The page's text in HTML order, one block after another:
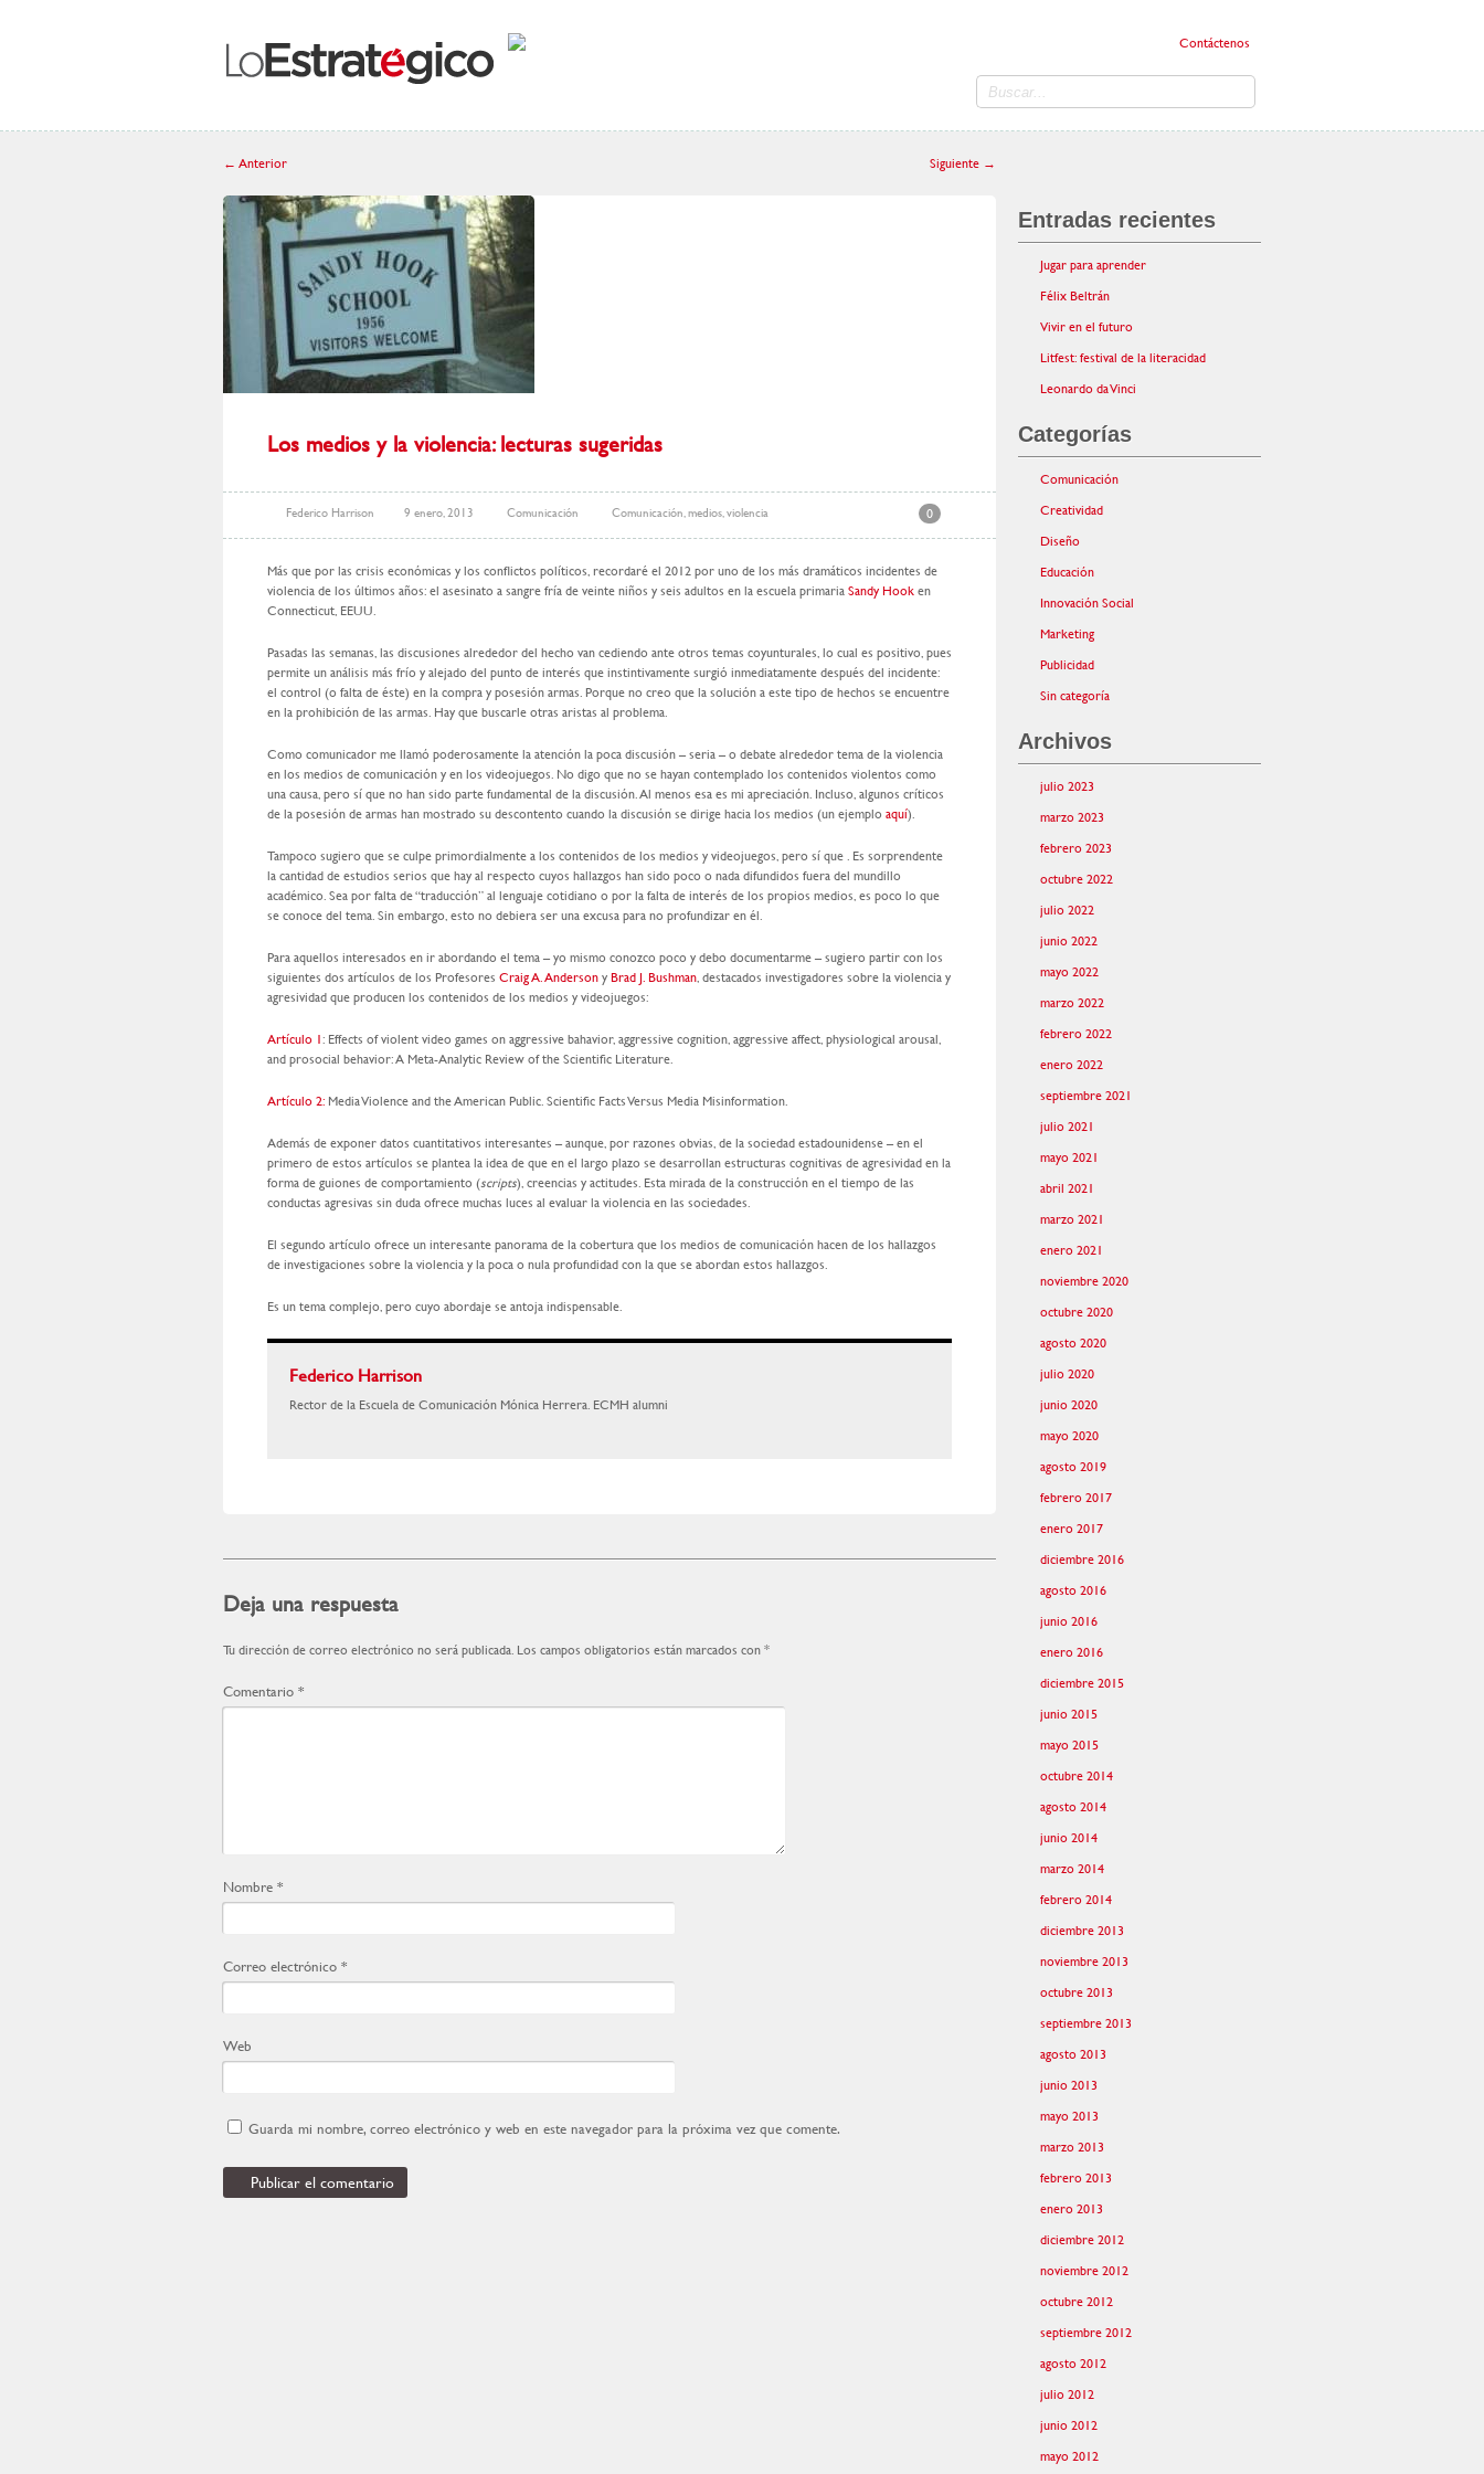
Contáctenos
← Anterior Siguiente →
Los medios y la violencia: lecturas sugeridas
Federico Harrison 9 enero, 2013 Comunicación 0
Comunicación,medios,violencia
Más que por las crisis económicas y los conflictos políticos, recordaré el 2012 por uno de los más dramáticos incidentes de
violencia de los últimos años: el asesinato a sangre fría de veinte niños y seis adultos en la escuela primaria Sandy Hook en
Connecticut, EEUU.
Pasadas las semanas, las discusiones alrededor del hecho van cediendo ante otros temas coyunturales, lo cual es positivo, pues
permite un análisis más frío y alejado del punto de interés que instintivamente surgió inmediatamente después del incidente:
el control (o falta de éste) en la compra y posesión armas. Porque no creo que la solución a este tipo de hechos se encuentre
en la prohibición de las armas. Hay que buscarle otras aristas al problema.
Como comunicador me llamó poderosamente la atención la poca discusión – seria – o debate alrededor tema de la violencia
en los medios de comunicación y en los videojuegos. No digo que no se hayan contemplado los contenidos violentos como
una causa, pero sí que no han sido parte fundamental de la discusión. Al menos esa es mi apreciación. Incluso, algunos críticos
de la posesión de armas han mostrado su descontento cuando la discusión se dirige hacia los medios (un ejemplo aquí).
Tampoco sugiero que se culpe primordialmente a los contenidos de los medios y videojuegos, pero sí que . Es sorprendente
la cantidad de estudios serios que hay al respecto cuyos hallazgos han sido poco o nada difundidos fuera del mundillo
académico. Sea por falta de “traducción” al lenguaje cotidiano o por la falta de interés de los propios medios, es poco lo que
se conoce del tema. Sin embargo, esto no debiera ser una excusa para no profundizar en él.
Para aquellos interesados en ir abordando el tema – yo mismo conozco poco y debo documentarme – sugiero partir con los
siguientes dos artículos de los Profesores Craig A. Anderson y Brad J. Bushman, destacados investigadores sobre la violencia y
agresividad que producen los contenidos de los medios y videojuegos:
Artículo 1: Effects of violent video games on aggressive bahavior, aggressive cognition, aggressive affect, physiological arousal,
and prosocial behavior: A Meta-Analytic Review of the Scientific Literature.
Artículo 2: Media Violence and the American Public. Scientific Facts Versus Media Misinformation.
Además de exponer datos cuantitativos interesantes – aunque, por razones obvias, de la sociedad estadounidense – en el
primero de estos artículos se plantea la idea de que en el largo plazo se desarrollan estructuras cognitivas de agresividad en la
forma de guiones de comportamiento (scripts), creencias y actitudes. Esta mirada de la construcción en el tiempo de las
conductas agresivas sin duda ofrece muchas luces al evaluar la violencia en las sociedades.
El segundo artículo ofrece un interesante panorama de la cobertura que los medios de comunicación hacen de los hallazgos
de investigaciones sobre la violencia y la poca o nula profundidad con la que se abordan estos hallazgos.
Es un tema complejo, pero cuyo abordaje se antoja indispensable.
Federico Harrison
Rector de la Escuela de Comunicación Mónica Herrera. ECMH alumni
Deja una respuesta
Tu dirección de correo electrónico no será publicada. Los campos obligatorios están marcados con *
Comentario *
Nombre *
Correo electrónico *
Web
Guarda mi nombre, correo electrónico y web en este navegador para la próxima vez que comente.
Entradas recientes
Jugar para aprender
Félix Beltrán
Vivir en el futuro
Litfest: festival de la literacidad
Leonardo da Vinci
Categorías
Comunicación
Creatividad
Diseño
Educación
Innovación Social
Marketing
Publicidad
Sin categoría
Archivos
julio 2023
marzo 2023
febrero 2023
octubre 2022
julio 2022
junio 2022
mayo 2022
marzo 2022
febrero 2022
enero 2022
septiembre 2021
julio 2021
mayo 2021
abril 2021
marzo 2021
enero 2021
noviembre 2020
octubre 2020
agosto 2020
julio 2020
junio 2020
mayo 2020
agosto 2019
febrero 2017
enero 2017
diciembre 2016
agosto 2016
junio 2016
enero 2016
diciembre 2015
junio 2015
mayo 2015
octubre 2014
agosto 2014
junio 2014
marzo 2014
febrero 2014
diciembre 2013
noviembre 2013
octubre 2013
septiembre 2013
agosto 2013
junio 2013
mayo 2013
marzo 2013
febrero 2013
enero 2013
diciembre 2012
noviembre 2012
octubre 2012
septiembre 2012
agosto 2012
julio 2012
junio 2012
mayo 2012